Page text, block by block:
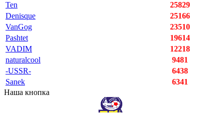
Ten
25829
Denisque
25166
VanGog
23510
Pashtet
19614
VADIM
12218
naturalcool
9481
-USSR-
6438
Sanek
6341
Наша кнопка